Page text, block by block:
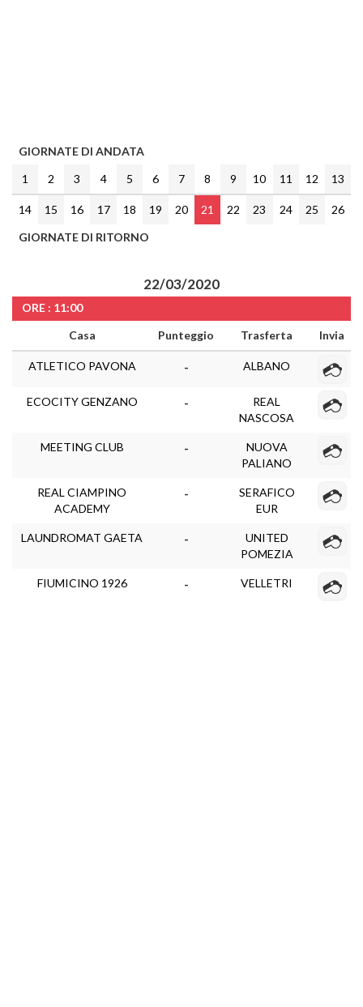
GIORNATE DI ANDATA
1
2 3 4 5 6 7 8 9 10 11 12 13
14 15 16 17 18 19 20 21 22 23 24 25
26
GIORNATE DI RITORNO
22/03/2020
ORE : 11:00
Casa
Punteggio Trasferta Invia
ATLETICO PAVONA - ALBANO
ECOCITY GENZANO -
REAL
NASCOSA
MEETING CLUB -
NUOVA
PALIANO
REAL CIAMPINO
ACADEMY
-
SERAFICO
EUR
LAUNDROMAT GAETA -
UNITED
POMEZIA
FIUMICINO 1926 - VELLETRI